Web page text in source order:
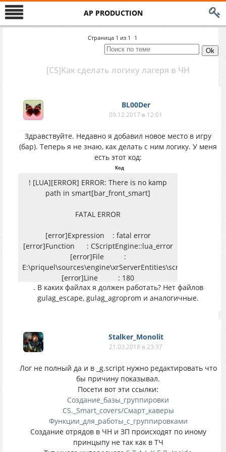
AP PRODUCTION
Страница 1 из 1 1
[CS]Kак сделать логику лагеря в ЧН
BL00Der
09.12.2017 в 12:01
Здравствуйте. Недавно я добавил новое место в игру
(бар). Tеперь я не знаю, как делать с ним логику. У меня
есть этот код:
Код
! [LUA][ERROR] ERROR: There is no kamp
path in smart[bar_front_smart]
FATAL ERROR
[error]Expression : fatal error
[error]Function : CScriptEngine::lua_error
[error]File :
[error]Line : 180
[error]Description : <no expression>
[error]Arguments : LUA error: ....t.a.l.k.e.r.
stack trace:
. В каких файлах я должен работать? Нет файлов
gulag_escape, gulag_agroprom и аналогичные.
Stalker_Monolit
21.03.2018 в 23:37
Лог не полный да и в _g.script нужно редактировать что
бы причину показывал.
Посети вот эти ссылки:
Создание_базы_группировки
CS._Smart_covers/Cмарт_каверы
Функции_для_работы_с_группировками
Создание отрядов в ЧН и ЗП происходят по иному
принцыпу не так как в ТЧ